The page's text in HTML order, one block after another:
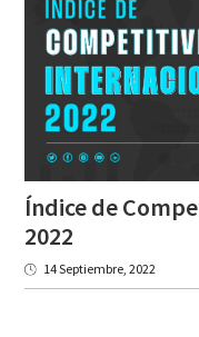
Índice de
2022
14 Septiembre, 2022